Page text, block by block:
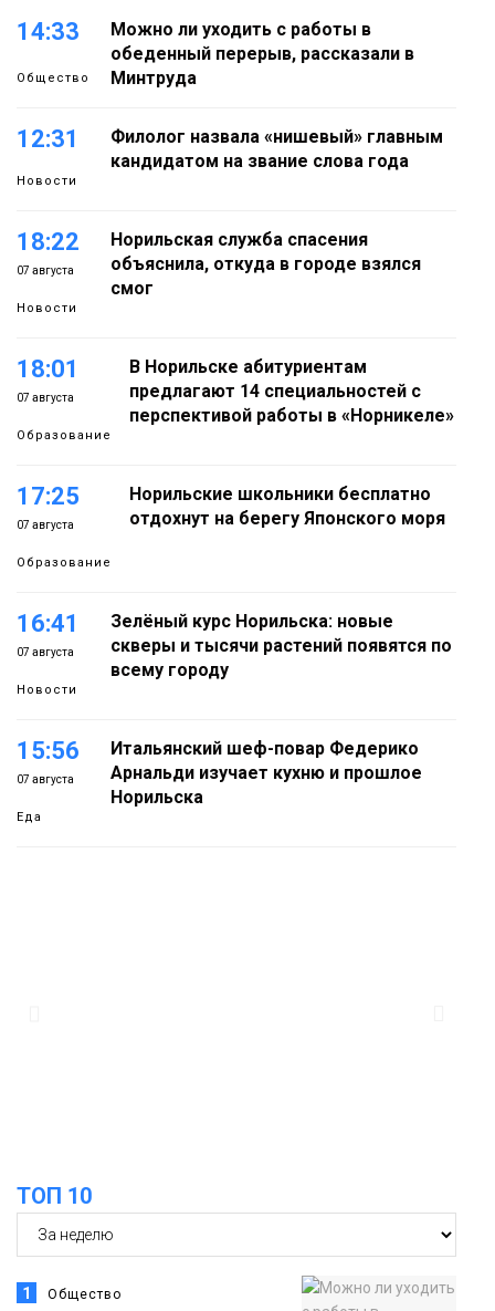
14:33
Общество
Можно ли уходить с работы в
обеденный перерыв, рассказали в
Минтруда
12:31
Новости
Филолог назвала «нишевый» главным
кандидатом на звание слова года
18:22
07 августа
Новости
Норильская служба спасения
объяснила, откуда в городе взялся
смог
18:01
07 августа
Образование
В Норильске абитуриентам
предлагают 14 специальностей с
перспективой работы в «Норникеле»
17:25
07 августа
Образование
Норильские школьники бесплатно
отдохнут на берегу Японского моря
16:41
07 августа
Новости
Зелёный курс Норильска: новые
скверы и тысячи растений появятся по
всему городу
15:56
07 августа
Еда
Итальянский шеф-повар Федерико
Арнальди изучает кухню и прошлое
Норильска
Новости
ТОП 10
1 Общество